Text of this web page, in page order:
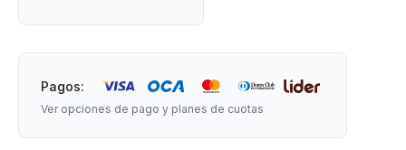
- Aplica la espuma sobre las superficies manchas de grasa,
PRECAUCIÓN: No utilizar sobre superficies blandas,
barnizadas o delicadas.
Pagos:
Ver opciones de pago y planes de cuotas